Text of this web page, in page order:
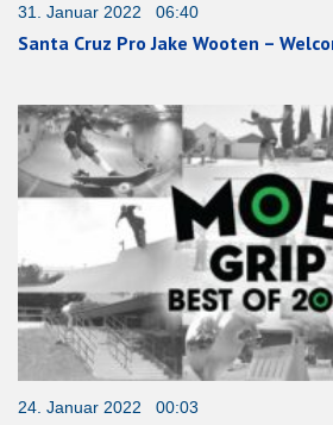
31. Januar 2022 06:40
Santa Cruz Pro Jake Wooten –
24. Januar 2022 00:03